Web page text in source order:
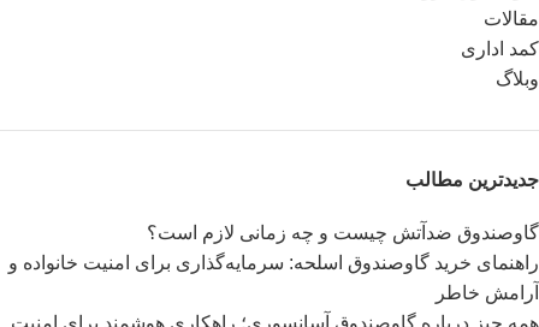
مقالات
کمد اداری
وبلاگ
جدیدترین مطالب
گاوصندوق ضدآتش چیست و چه زمانی لازم است؟
راهنمای خرید گاوصندوق اسلحه: سرمایه‌گذاری برای امنیت خانواده و
آرامش خاطر
همه چیز درباره گاوصندوق آسانسوری؛ راهکاری هوشمند برای امنیت